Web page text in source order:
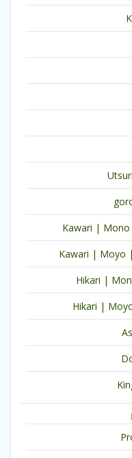
Kawari |
Kawari | Moyo
Hikari |
Hikari |